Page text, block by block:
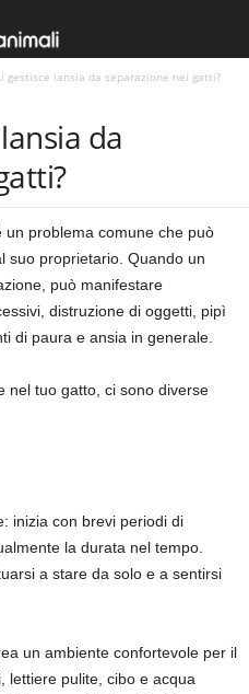
gestisce lansia da separazione nei gatti?
da
un problema comune che può
suo proprietario. Quando un
può manifestare
distruzione di oggetti, pipì
di paura e ansia in generale.
nel tuo gatto, ci sono diverse
inizia con brevi periodi di
la durata nel tempo.
a stare da solo e a sentirsi
un ambiente confortevole per il
lettiere pulite, cibo e acqua